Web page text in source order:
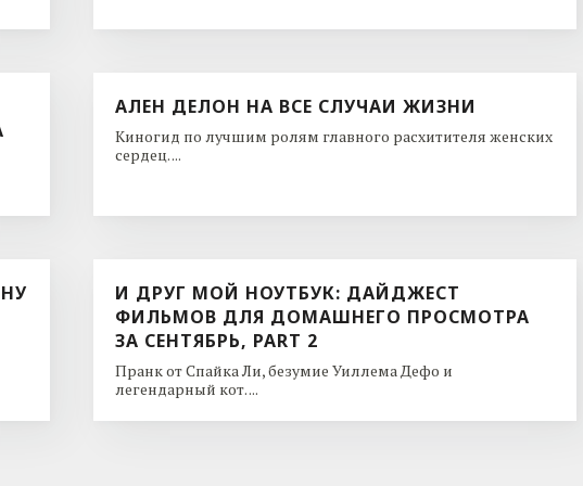
АЛЕН ДЕЛОН НА ВСЕ СЛУЧАИ ЖИЗНИ
Киногид по лучшим ролям главного расхитителя женских
сердец. ...
И ДРУГ МОЙ НОУТБУК: ДАЙДЖЕСТ
ФИЛЬМОВ ДЛЯ ДОМАШНЕГО ПРОСМОТРА
ЗА СЕНТЯБРЬ, PART 2
Пранк от Спайка Ли, безумие Уиллема Дефо и
легендарный кот. ...